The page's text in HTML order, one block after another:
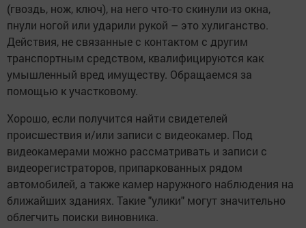
(гвоздь, нож, ключ), на него что-то скинули из окна,
пнули ногой или ударили рукой – это хулиганство.
Действия, не связанные с контактом с другим
транспортным средством, квалифицируются как
умышленный вред имуществу. Обращаемся за
помощью к участковому.
Хорошо, если получится найти свидетелей
происшествия и/или записи с видеокамер. Под
видеокамерами можно рассматривать и записи с
видеорегистраторов, припаркованных рядом
автомобилей, а также камер наружного наблюдения на
ближайших зданиях. Такие "улики" могут значительно
облегчить поиски виновника.